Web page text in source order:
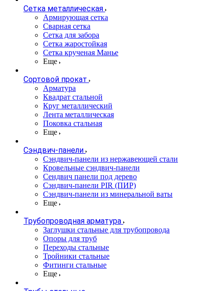
Сетка металлическая
Армирующая сетка
Сварная сетка
Сетка для забора
Сетка жаростойкая
Сетка крученая Манье
Еще
Сортовой прокат
Арматура
Квадрат стальной
Круг металлический
Лента металлическая
Поковка стальная
Еще
Сэндвич-панели
Cэндвич-панели из нержавеющей стали
Кровельные сэндвич-панели
Сендвич панели под дерево
Сэндвич-панели PIR (ПИР)
Сэндвич-панели из минеральной ваты
Еще
Трубопроводная арматура
Заглушки стальные для трубопровода
Опоры для труб
Переходы стальные
Тройники стальные
Фитинги стальные
Еще